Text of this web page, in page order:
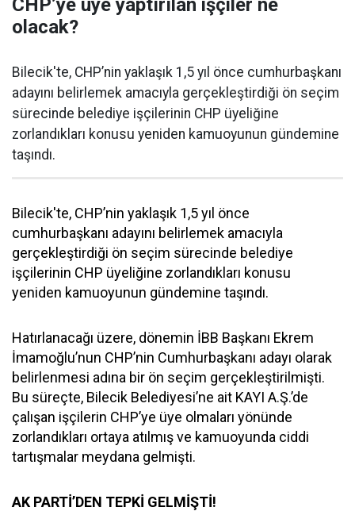
CHP’ye üye yaptırılan işçiler ne
olacak?
Bilecik'te, CHP’nin yaklaşık 1,5 yıl önce cumhurbaşkanı
adayını belirlemek amacıyla gerçekleştirdiği ön seçim
sürecinde belediye işçilerinin CHP üyeliğine
zorlandıkları konusu yeniden kamuoyunun gündemine
taşındı.
Bilecik'te, CHP’nin yaklaşık 1,5 yıl önce
cumhurbaşkanı adayını belirlemek amacıyla
gerçekleştirdiği ön seçim sürecinde belediye
işçilerinin CHP üyeliğine zorlandıkları konusu
yeniden kamuoyunun gündemine taşındı.
Hatırlanacağı üzere, dönemin İBB Başkanı Ekrem
İmamoğlu’nun CHP’nin Cumhurbaşkanı adayı olarak
belirlenmesi adına bir ön seçim gerçekleştirilmişti.
Bu süreçte, Bilecik Belediyesi’ne ait KAYI A.Ş.’de
çalışan işçilerin CHP’ye üye olmaları yönünde
zorlandıkları ortaya atılmış ve kamuoyunda ciddi
tartışmalar meydana gelmişti.
AK PARTİ’DEN TEPKİ GELMİŞTİ!